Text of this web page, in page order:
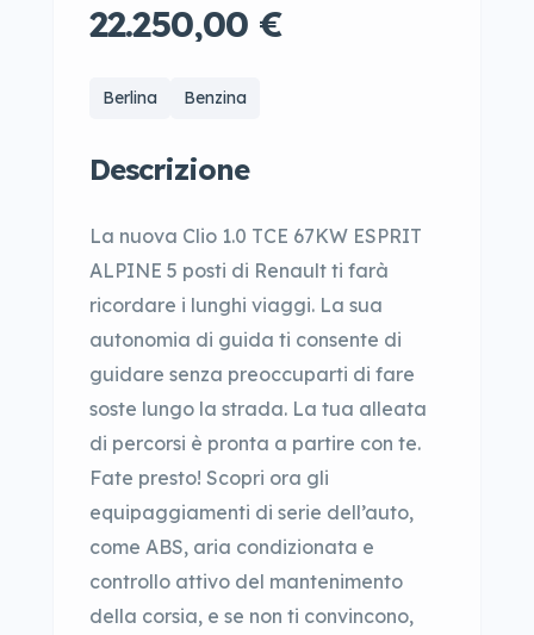
22.250,00 €
Berlina Benzina
Descrizione
La nuova Clio 1.0 TCE 67KW ESPRIT
ALPINE 5 posti di Renault ti farà
ricordare i lunghi viaggi. La sua
autonomia di guida ti consente di
guidare senza preoccuparti di fare
soste lungo la strada. La tua alleata
di percorsi è pronta a partire con te.
Fate presto! Scopri ora gli
equipaggiamenti di serie dell’auto,
come ABS, aria condizionata e
controllo attivo del mantenimento
della corsia, e se non ti convincono,